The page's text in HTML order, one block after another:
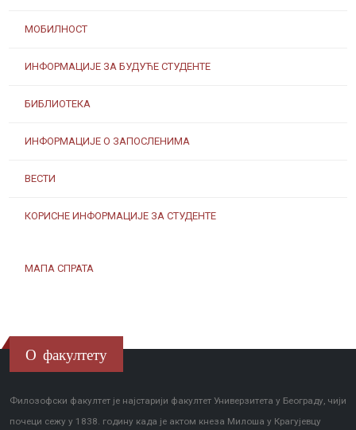
МОБИЛНОСТ
ИНФОРМАЦИЈЕ ЗА БУДУЋЕ СТУДЕНТЕ
БИБЛИОТЕКА
ИНФОРМАЦИЈЕ О ЗАПОСЛЕНИМА
ВЕСТИ
КОРИСНЕ ИНФОРМАЦИЈЕ ЗА СТУДЕНТЕ
МАПА СПРАТА
О факултету
Филозофски факултет је најстарији факултет Универзитета у Београду, чији
почеци сежу у 1838. годину када је актом кнеза Милоша у Крагујевцу